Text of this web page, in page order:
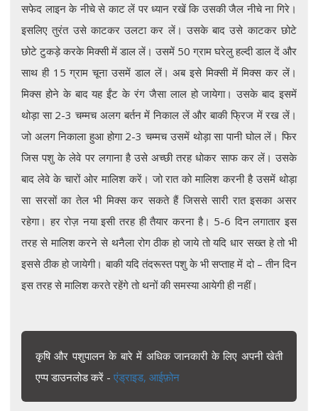
सफेद लाइन के नीचे से काट लें पर ध्यान रखें कि उसकी जैल नीचे ना गिरे।
इसलिए तुरंत उसे काटकर उलटा कर लें। उसके बाद उसे काटकर छोटे
छोटे टुकड़े करके मिक्सी में डाल लें। उसमें 50 ग्राम घरेलु हल्दी डाल दें और
साथ ही 15 ग्राम चूना उसमें डाल लें। अब इसे मिक्सी में मिक्स कर लें।
मिक्स होने के बाद यह ईंट के रंग जैसा लाल हो जायेगा। उसके बाद इसमें
थोड़ा सा 2-3 चम्मच अलग बर्तन में निकाल लें और बाकी फ्रिज में रख लें।
जो अलग निकाला हुआ होगा 2-3 चम्मच उसमें थोड़ा सा पानी घोल लें। फिर
जिस पशु के लेवे पर लगाना है उसे अच्छी तरह धोकर साफ कर लें। उसके
बाद लेवे के चारों ओर मालिश करें। जो रात को मालिश करनी है उसमें थोड़ा
सा सरसों का तेल भी मिक्स कर सकते हैं जिससे सारी रात इसका असर
रहेगा। हर रोज़ नया इसी तरह ही तैयार करना है। 5-6 दिन लगातार इस
तरह से मालिश करने से थनैला रोग ठीक हो जाये तो यदि धार सख्त हे तो भी
इससे ठीक हो जायेगी। बाकी यदि तंदरूस्त पशु के भी सप्ताह में दो – तीन दिन
इस तरह से मालिश करते रहेंगे तो थनों की समस्या आयेगी ही नहीं।
कृषि और पशुपालन के बारे में अधिक जानकारी के लिए अपनी खेती
एप्प डाउनलोड करें - एंड्राइड, आईफ़ोन